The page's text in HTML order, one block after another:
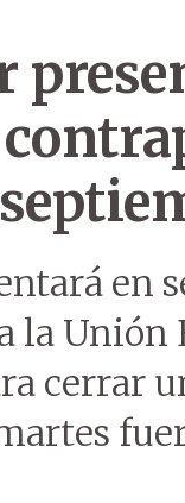
en
la Unión
cerrar